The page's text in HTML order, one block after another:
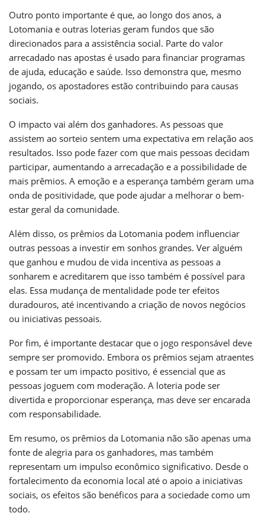
Outro ponto importante é que, ao longo dos anos, a
Lotomania e outras loterias geram fundos que são
direcionados para a assistência social. Parte do valor
arrecadado nas apostas é usado para financiar programas
de ajuda, educação e saúde. Isso demonstra que, mesmo
jogando, os apostadores estão contribuindo para causas
sociais.
O impacto vai além dos ganhadores. As pessoas que
assistem ao sorteio sentem uma expectativa em relação aos
resultados. Isso pode fazer com que mais pessoas decidam
participar, aumentando a arrecadação e a possibilidade de
mais prêmios. A emoção e a esperança também geram uma
onda de positividade, que pode ajudar a melhorar o bem-
estar geral da comunidade.
Além disso, os prêmios da Lotomania podem influenciar
outras pessoas a investir em sonhos grandes. Ver alguém
que ganhou e mudou de vida incentiva as pessoas a
sonharem e acreditarem que isso também é possível para
elas. Essa mudança de mentalidade pode ter efeitos
duradouros, até incentivando a criação de novos negócios
ou iniciativas pessoais.
Por fim, é importante destacar que o jogo responsável deve
sempre ser promovido. Embora os prêmios sejam atraentes
e possam ter um impacto positivo, é essencial que as
pessoas joguem com moderação. A loteria pode ser
divertida e proporcionar esperança, mas deve ser encarada
com responsabilidade.
Em resumo, os prêmios da Lotomania não são apenas uma
fonte de alegria para os ganhadores, mas também
representam um impulso econômico significativo. Desde o
fortalecimento da economia local até o apoio a iniciativas
sociais, os efeitos são benéficos para a sociedade como um
todo.